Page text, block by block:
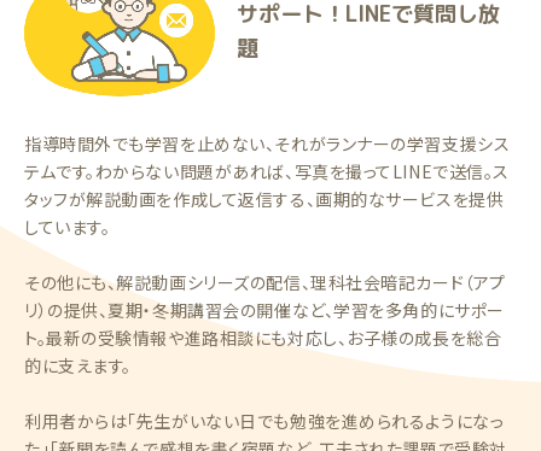
サポート！LINEで質問し放
題
指導時間外でも学習を止めない、それがランナーの学習支援シス
テムです。わからない問題があれば、写真を撮ってLINEで送信。ス
タッフが解説動画を作成して返信する、画期的なサービスを提供
しています。
その他にも、解説動画シリーズの配信、理科社会暗記カード（アプ
リ）の提供、夏期・冬期講習会の開催など、学習を多角的にサポー
ト。最新の受験情報や進路相談にも対応し、お子様の成長を総合
的に支えます。
利用者からは「先生がいない日でも勉強を進められるようになっ